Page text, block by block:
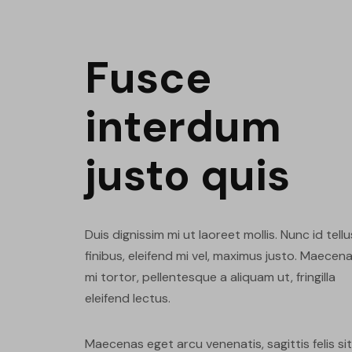
Fusce
interdum
justo quis
Duis dignissim mi ut laoreet mollis. Nunc id
finibus, eleifend mi vel, maximus justo.
mi tortor, pellentesque a aliquam ut, fringilla
eleifend lectus.
Maecenas eget arcu venenatis, sagittis felis sit